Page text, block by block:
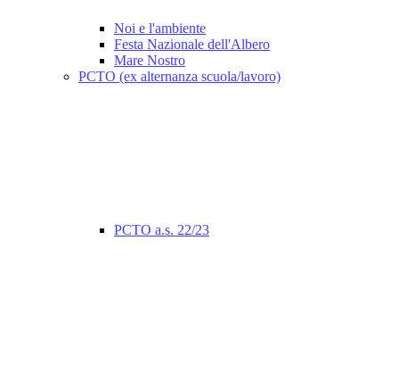
Noi e l'ambiente
Festa Nazionale dell'Albero
Mare Nostro
PCTO (ex alternanza scuola/lavoro)
PCTO a.s. 22/23